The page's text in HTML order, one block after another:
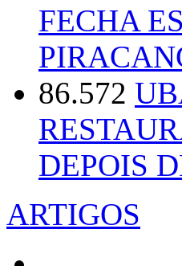
FECHA
86.572
DEPOIS
ARTIGOS